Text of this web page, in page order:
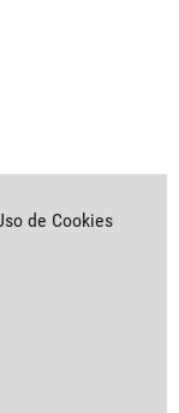
de Cookies